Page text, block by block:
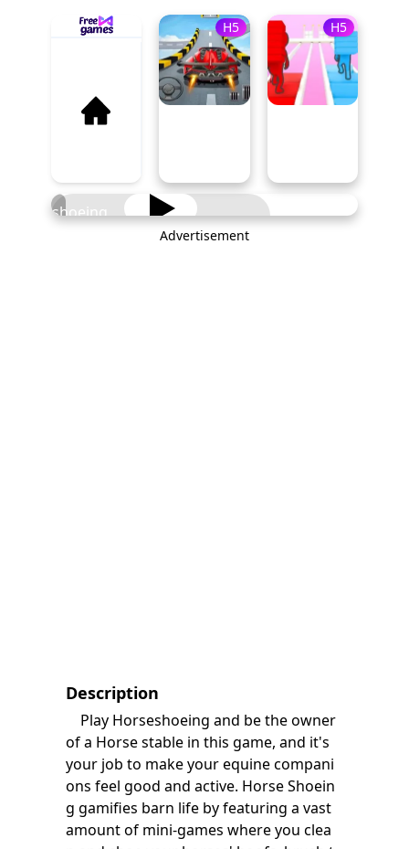
PLAY NOW
Horseshoeing
Advertisement
Description
Play Horseshoeing and be the owner
of a Horse stable in this game, and it's
your job to make your equine compani
ons feel good and active. Horse Shoein
g gamifies barn life by featuring a vast
amount of mini-games where you clea
H5 H5